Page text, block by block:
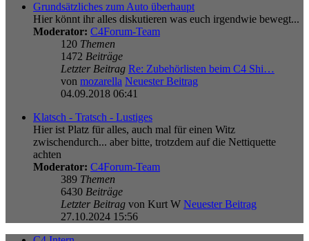
Grundsätzliches zum Auto überhaupt
Hier könnt ihr alles diskutieren was euch irgendwie bewegt...
Moderator: C4Forum-Team
120 Themen
1472 Beiträge
Letzter Beitrag Re: Zubehörlisten beim C4 Shi…
von mozarella Neuester Beitrag
04.09.2018 06:41
Klatsch - Tratsch - Lustiges
Hier ist Platz für alles, auch mal für einen Witz
zwischendurch... aber bitte, trotzdem auf die Nettiquette
achten
Moderator: C4Forum-Team
389 Themen
6430 Beiträge
Letzter Beitrag von Kurt W Neuester Beitrag
27.10.2024 15:56